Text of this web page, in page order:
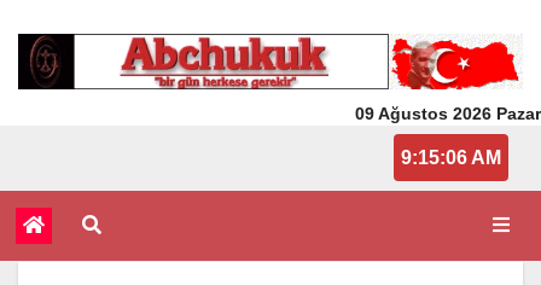
09 Ağustos 2026 Pazar
9:15:06 AM